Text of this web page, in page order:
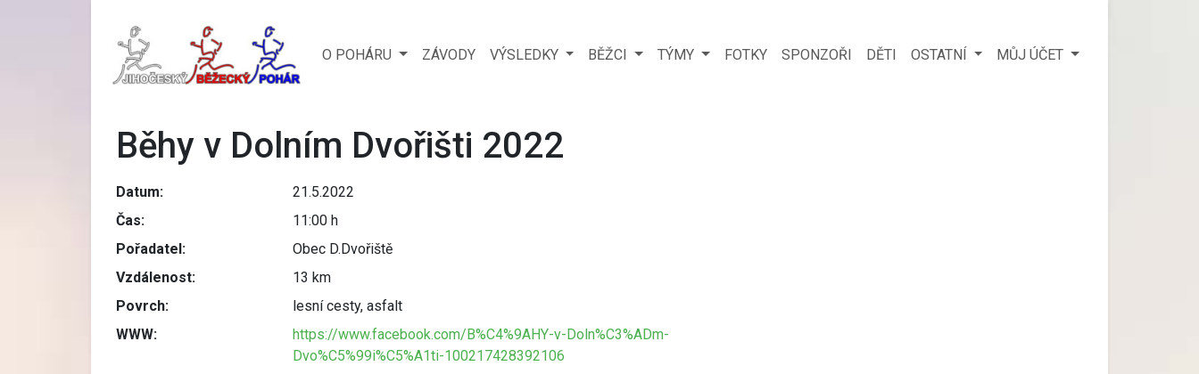
O POHÁRU ZÁVODY VÝSLEDKY BĚŽCI TÝMY FOTKY SPONZOŘI DĚTI OSTATNÍ MŮJ ÚČET
Běhy v Dolním Dvořišti 2022
Datum:
21.5.2022
Čas:
11:00 h
Pořadatel:
Obec D.Dvořiště
Vzdálenost:
13 km
Povrch:
lesní cesty, asfalt
WWW:
https://www.facebook.com/B%C4%9AHY-v-Doln%C3%ADm-
Dvo%C5%99i%C5%A1ti-100217428392106